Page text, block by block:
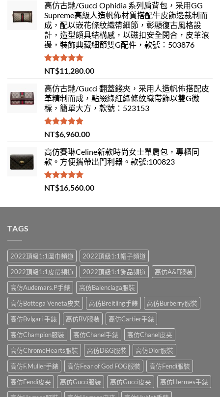
高仿古馳/Gucci Ophidia 系列肩背包，采用GG
Supreme高級人造帆佈材質搭配牛皮飾邊裁制而
成，配以嵌花條紋織帶細節，彰顯復古風格設
計，造型頗具結構感，以磁扣安全閉合，皮革滾
邊，裝飾典藏細節雙G配件，款號：503876
評分5.00
滿分 5
NT$11,280.00
高仿古馳/Gucci 翻蓋錢夾，采用人造帆佈搭配皮
革精制而成，點綴綠紅綠條紋織帶飾以雙G徽
標，簡單大方，款號：523153
評分 5.00
滿分 5
NT$6,960.00
高仿賽琳Celine新款時尚女士單肩包，專櫃同
款。方便攜帶出門利器。款號:100823
評分5.00
滿分 5
NT$16,560.00
TAGS
2022頂級1:1圍巾頻道
2022頂級1:1帽子頻道
2022頂級1:1皮帶頻道
2022頂級1:1飾品頻道
高仿A&F服裝
高仿Audemars.P手錶
高仿Balenciaga服裝
高仿Bottega Veneta皮夹
高仿Breitling手錶
高仿Burberry服裝
高仿Bvlgari 手錶
高仿BV服裝
高仿Cartier手錶
高仿Champion服裝
高仿Chanel手錶
高仿Chanel皮夹
高仿ChromeHearts服裝
高仿D&G服裝
高仿Dior服裝
高仿F.Muller手錶
高仿Fear of God FOG服裝
高仿Fendi服裝
高仿Fendi皮夹
高仿Gucci服裝 高仿Gucci皮夹
高仿Hermes手錶